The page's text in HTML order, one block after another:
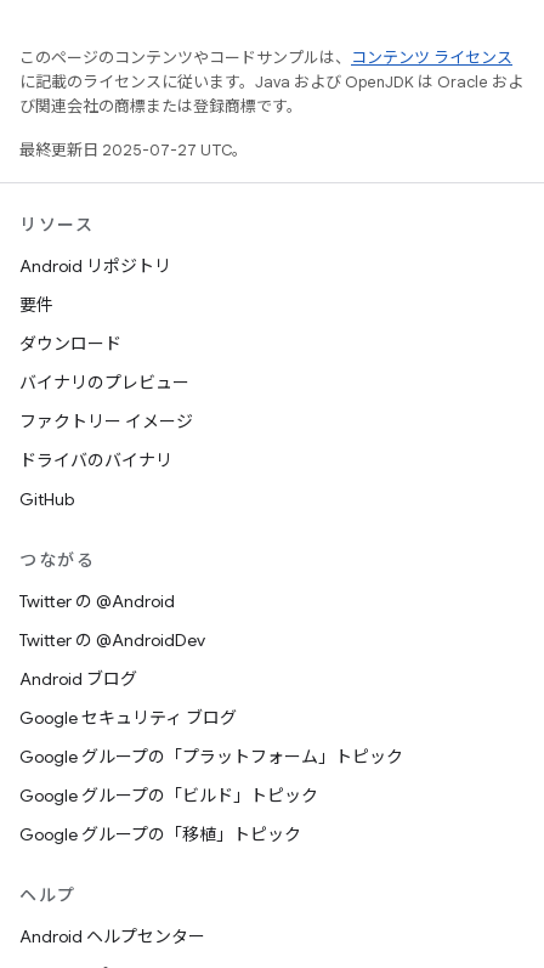
このページのコンテンツやコードサンプルは、
コンテンツ ライセンス
に記載のライセンスに従います。Java および OpenJDK は Oracle およ
び関連会社の商標または登録商標です。
最終更新日 2025-07-27 UTC。
リソース
Android リポジトリ
要件
ダウンロード
バイナリのプレビュー
ファクトリー イメージ
ドライバのバイナリ
GitHub
つながる
Twitter の @Android
Twitter の @AndroidDev
Android ブログ
Google セキュリティ ブログ
Google グループの「プラットフォーム」トピック
Google グループの「ビルド」トピック
Google グループの「移植」トピック
ヘルプ
Android ヘルプセンター